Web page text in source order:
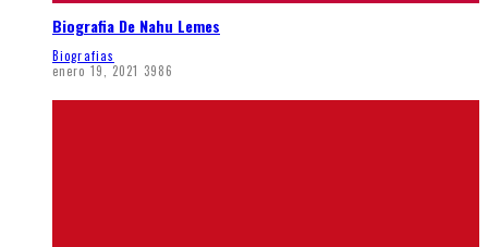
Biografia De Nahu Lemes
Biografias
enero 19, 2021 3986